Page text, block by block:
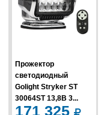
Прожектор
светодиодный
Golight Stryker ST
30064ST 13,8В 3...
171 325